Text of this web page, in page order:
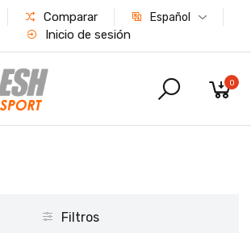
Comparar Español
Inicio de sesión
0
Filtros